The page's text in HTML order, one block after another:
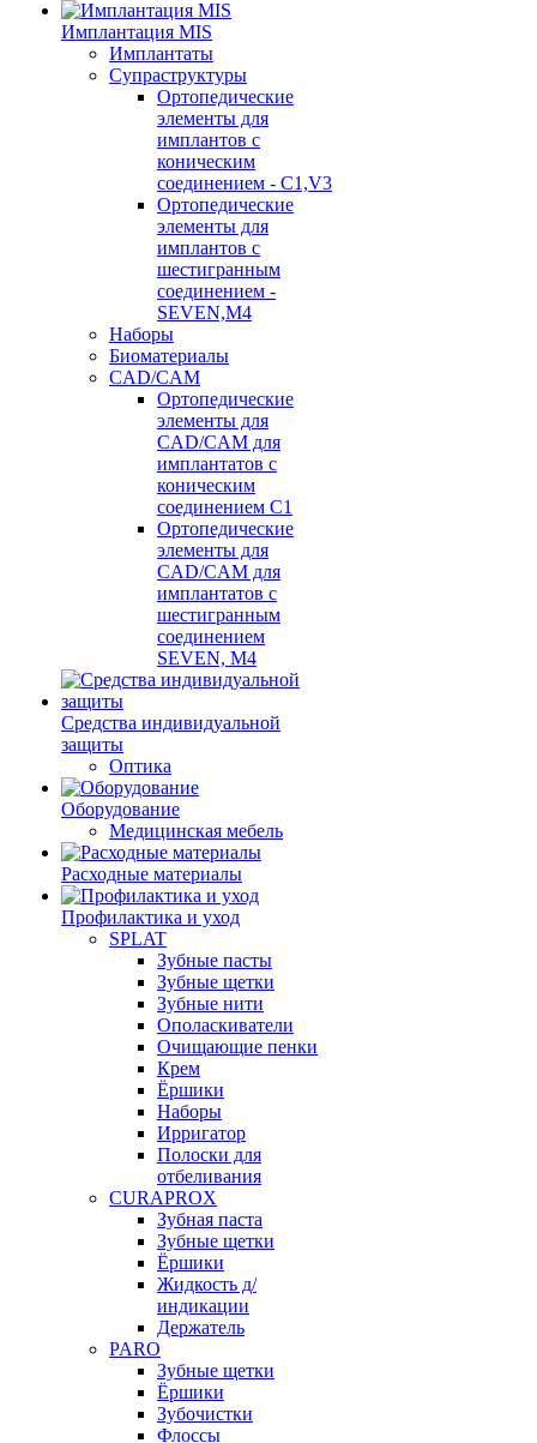
Имплантация MIS
Имплантаты
Супраструктуры
Ортопедические
элементы для
имплантов с
коническим
соединением - C1,V3
Ортопедические
элементы для
имплантов с
шестигранным
соединением -
SEVEN,M4
Наборы
Биоматериалы
CAD/CAM
Ортопедические
элементы для
CAD/CAM для
имплантатов с
коническим
соединением С1
Ортопедические
элементы для
CAD/CAM для
имплантатов с
шестигранным
соединением
SEVEN, М4
Средства индивидуальной
защиты
Оптика
Оборудование
Медицинская мебель
Расходные материалы
Профилактика и уход
SPLAT
Зубные пасты
Зубные щетки
Зубные нити
Ополаскиватели
Очищающие пенки
Крем
Ёршики
Наборы
Ирригатор
Полоски для
отбеливания
CURAPROX
Зубная паста
Зубные щетки
Ёршики
Жидкость д/
индикации
Держатель
PARO
Зубные щетки
Ёршики
Зубочистки
Флоссы